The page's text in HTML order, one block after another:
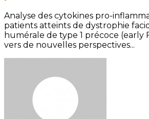
Analyse des cytokines pro-
patients atteints de dystrophie
humérale de type 1 précoce (early
vers de nouvelles perspectives...